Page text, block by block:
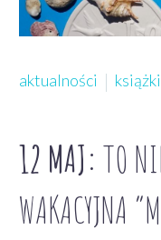
aktualności książki
12 MAJ: TO
WAKACYJNA